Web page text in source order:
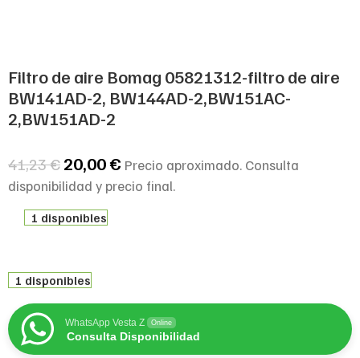
Filtro de aire Bomag 05821312-filtro de aire
BW141AD-2, BW144AD-2,BW151AC-
2,BW151AD-2
41,23€ 20,00€ Precio aproximado. Consulta
disponibilidad y precio final.
1 disponibles
1 disponibles
WhatsApp Vesta Z Online
Consulta Disponibilidad